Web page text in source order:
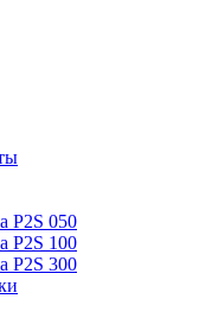
P2S 050
P2S 100
P2S 300